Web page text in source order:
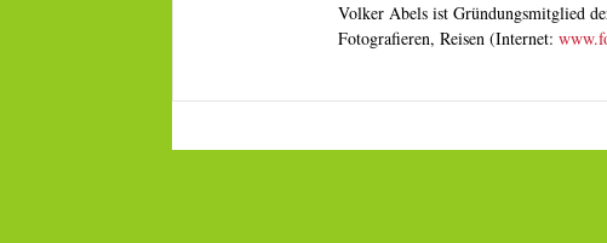
Volker Abels ist Gründungsmitglied
Fotografieren, Reisen (Internet: